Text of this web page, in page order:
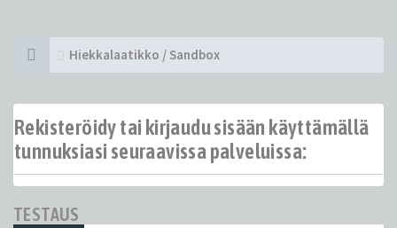
Hiekkalaatikko / Sandbox
Rekisteröidy tai kirjaudu sisään käyttämällä
tunnuksiasi seuraavissa palveluissa:
TESTAUS